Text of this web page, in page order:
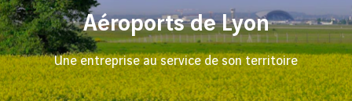
Aéroports de Lyon
Une entreprise au service de son territoire